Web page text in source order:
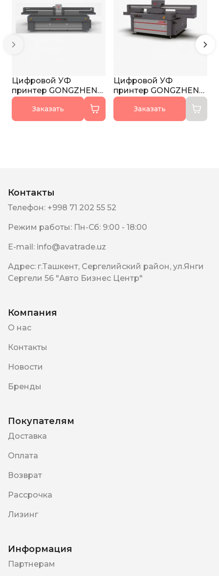
Цифровой УФ
принтер GONGZHENG
H3220GN
Заказать
Цифровой УФ
принтер GONGZHENG
H1612GI
Заказать
Контакты
Телефон: +998 71 202 55 52
Режим работы: Пн-Сб: 9:00 - 18:00
E-mail: info@avatrade.uz
Адрес: г.Ташкент, Сергелийский район, ул.Янги
Сергели 56 "Авто Бизнес Центр"
Компания
О нас
Контакты
Новости
Бренды
Покупателям
Доставка
Оплата
Возврат
Рассрочка
Лизинг
Информация
Партнерам